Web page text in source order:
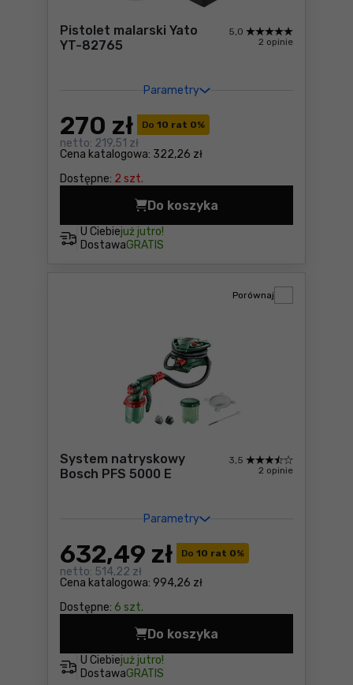
Pistolet malarski Yato
YT-82765
Parametry
5,0
2 opinie
Do 10 rat 0%
Cena katalogowa: 322,26 zł
270 zł
netto: 219,51 zł
Dostępne: 2 szt.
U Ciebiejuż jutro!
DostawaGRATIS
Do koszyka
Pistolet malarski Yato YT-
System natryskowy
Bosch PFS 5000 E
Parametry
3,5
2 opinie
Do 10 rat 0%
Cena katalogowa: 994,26 zł
632,49 zł
netto: 514,22 zł
Dostępne: 6 szt.
Porównaj
U Ciebiejuż jutro!
DostawaGRATIS
Do koszyka
System natryskowy Bosch